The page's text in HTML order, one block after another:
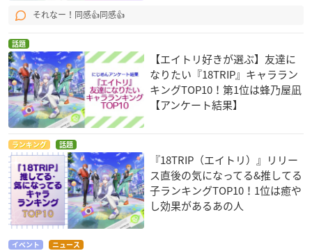
それなー！同感👍同感👍
話題
【エイトリ好きが選ぶ】友達に
なりたい『18TRIP』キャララン
キングTOP10！第1位は蜂乃屋凪
【アンケート結果】
ランキング 話題
『18TRIP（エイトリ）』リリー
ス直後の気になってる&推してる
子ランキングTOP10！1位は癒や
し効果があるあの人
イベント ニュース